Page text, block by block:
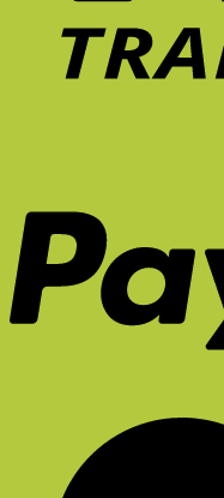
หน้า
ร้อน